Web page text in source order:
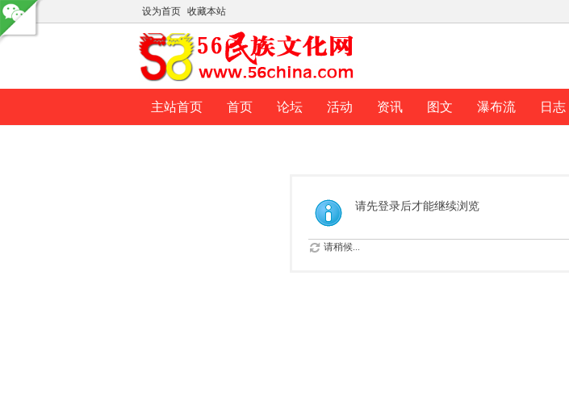
设为首页 收藏本站
主站首页 首页 论坛 活动 资讯 图文 瀑布流 日志
请先登录后才能继续浏览
请稍候...